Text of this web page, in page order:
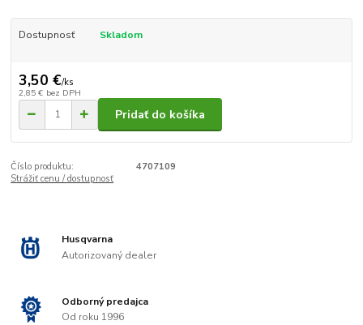
Dostupnosť Skladom
3,50 €/ks
2,85 € bez DPH
Pridať do košíka
Číslo produktu:
4707109
Strážiť cenu / dostupnosť
Husqvarna
Autorizovaný dealer
Odborný predajca
Od roku 1996